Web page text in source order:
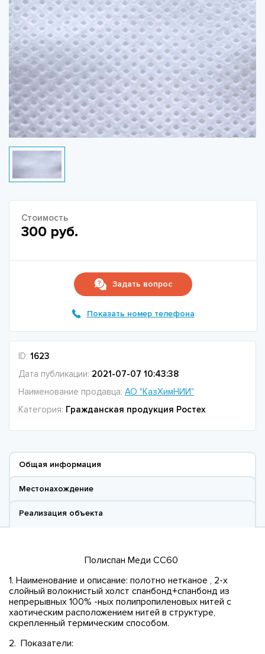
Стоимость
300 руб.
Задать вопрос
Показать номер телефона
ID: 1623
Дата публикации: 2021-07-07 10:43:38
Наименование продавца: АО "КазХимНИИ"
Категория: Гражданская продукция Ростех
Общая информация
Местонахождение
Реализация объекта
Полиспан Меди СС60
1. Наименование и описание: полотно нетканое , 2-х
слойный волокнистый холст спанбонд+спанбонд из
непрерывных 100% -ных полипропиленовых нитей с
хаотическим расположением нитей в структуре,
скрепленный термическим способом.
2. Показатели: